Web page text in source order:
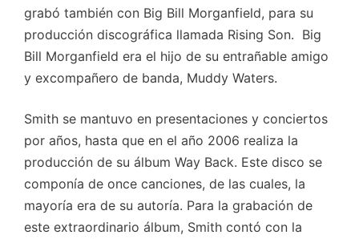
grabó también con Big Bill Morganfield, para su
producción discográfica llamada Rising Son. Big
Bill Morganfield era el hijo de su entrañable amigo
y excompañero de banda, Muddy Waters.
Smith se mantuvo en presentaciones y conciertos
por años, hasta que en el año 2006 realiza la
producción de su álbum Way Back. Este disco se
componía de once canciones, de las cuales, la
mayoría era de su autoría. Para la grabación de
este extraordinario álbum, Smith contó con la